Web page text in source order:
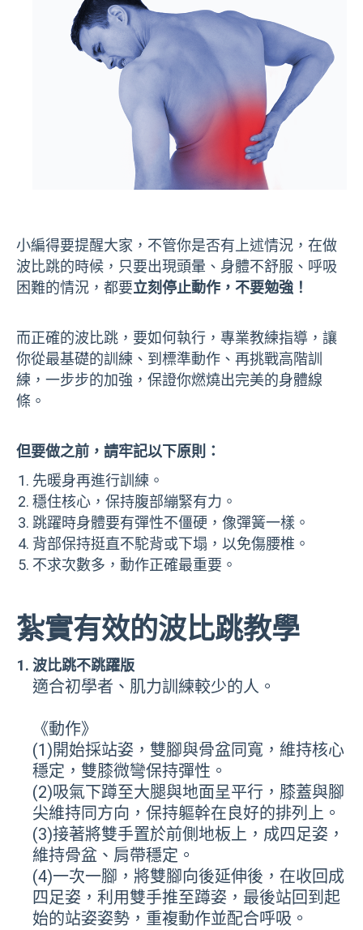
小編得要提醒大家，不管你是否有上述情況，在做
波比跳的時候，只要出現頭暈、身體不舒服、呼吸
困難的情況，都要立刻停止動作，不要勉強！
而正確的波比跳，要如何執行，專業教練指導，讓
你從最基礎的訓練、到標準動作、再挑戰高階訓
練，一步步的加強，保證你燃燒出完美的身體線
條。
但要做之前，請牢記以下原則：
先暖身再進行訓練。
穩住核心，保持腹部繃緊有力。
跳躍時身體要有彈性不僵硬，像彈簧一樣。
背部保持挺直不駝背或下塌，以免傷腰椎。
不求次數多，動作正確最重要。
紮實有效的波比跳教學
波比跳不跳躍版
適合初學者、肌力訓練較少的人。
《動作》
(1)開始採站姿，雙腳與骨盆同寬，維持核心
穩定，雙膝微彎保持彈性。
(2)吸氣下蹲至大腿與地面呈平行，膝蓋與腳
尖維持同方向，保持軀幹在良好的排列上。
(3)接著將雙手置於前側地板上，成四足姿，
維持骨盆、肩帶穩定。
(4)一次一腳，將雙腳向後延伸後，在收回成
四足姿，利用雙手推至蹲姿，最後站回到起
始的站姿姿勢，重複動作並配合呼吸。